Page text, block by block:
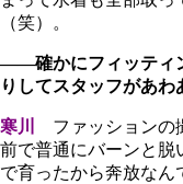
（笑）。
――確かにフィッティ
りしてスタッフがあわ
寒川
ファッションの
前で普通にバーンと脱
で育ったから奔放なん